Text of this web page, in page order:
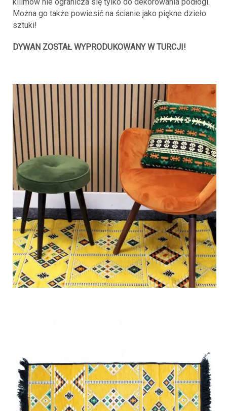
Można go także powiesić na ścianie jako piękne dzieło
sztuki!
DYWAN ZOSTAŁ WYPRODUKOWANY W TURCJI!